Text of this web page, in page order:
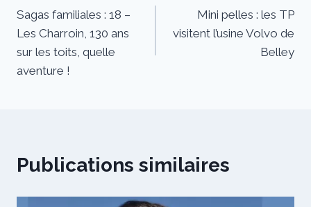
Sagas familiales : 18 –
Les Charroin, 130 ans
sur les toits, quelle
aventure !
Mini pelles : les TP
visitent l’usine Volvo de
Belley
Publications similaires